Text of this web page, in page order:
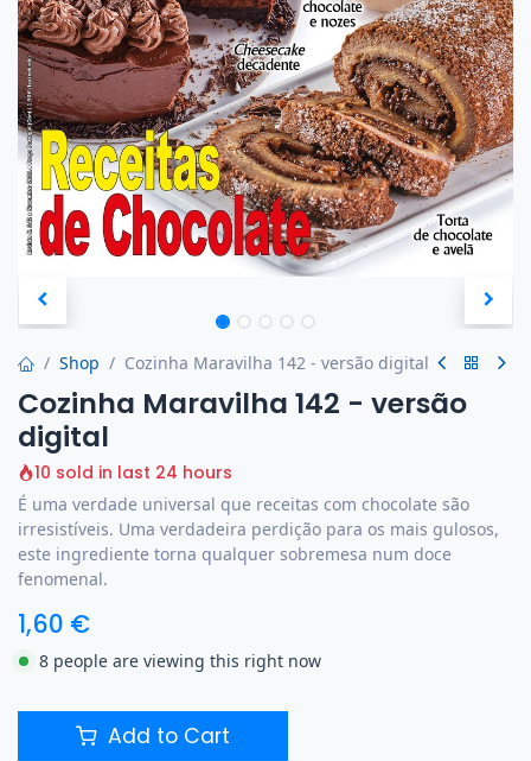
Shop Cozinha Maravilha 142 - versão digital
Cozinha Maravilha 142 - versão
digital
10 sold in last 24 hours
É uma verdade universal que receitas com chocolate são
irresistíveis. Uma verdadeira perdição para os mais gulosos,
este ingrediente torna qualquer sobremesa num doce
fenomenal.
1,60 €
8 people are viewing this right now
Add to Cart